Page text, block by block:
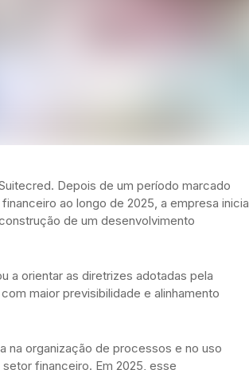
Depois de um período marcado
ao longo de 2025, a empresa inicia
de um desenvolvimento
a orientar as diretrizes adotadas pela
maior previsibilidade e alinhamento
na organização de processos e no uso
financeiro. Em 2025, esse